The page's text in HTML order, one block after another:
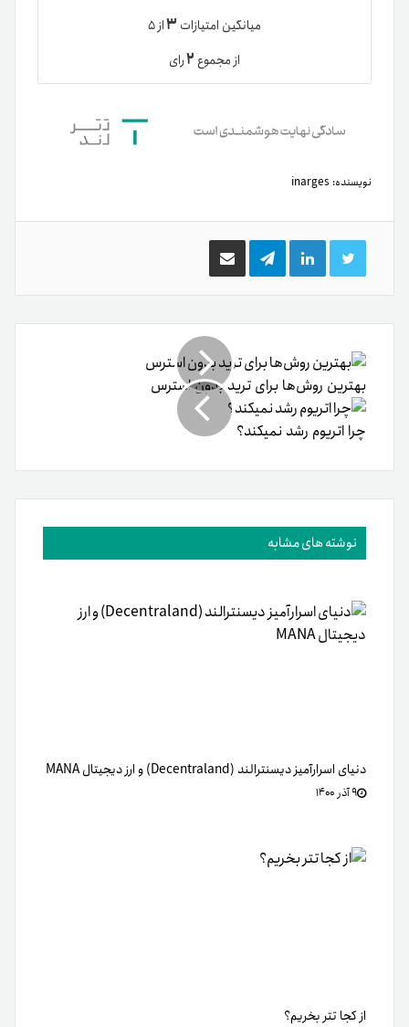
بهترین روش‌ها برای ترید بدون استرس
چرا اتریوم رشد نمیکند؟
نوشته های مشابه
دنیای اسرارآمیز دیسنترالند (Decentraland) و ارز دیجیتال MANA
۹ آذر ۱۴۰۰